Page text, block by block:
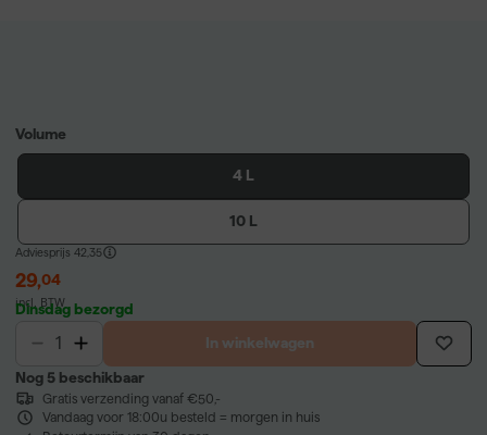
Volume
4 L
10 L
Adviesprijs 42,35
29,04
incl. BTW
Dinsdag bezorgd
In winkelwagen
Nog 5 beschikbaar
Gratis verzending vanaf €50,-
Vandaag voor 18:00u besteld = morgen in huis